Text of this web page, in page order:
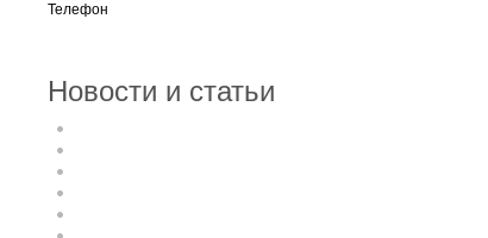
Телефон
Новости и статьи